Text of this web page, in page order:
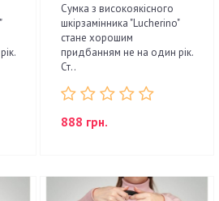
Сумка з високоякісного
шкірзамінника "Lucherino"
стане хорошим
придбанням не на один рік.
Ст..
888 грн.